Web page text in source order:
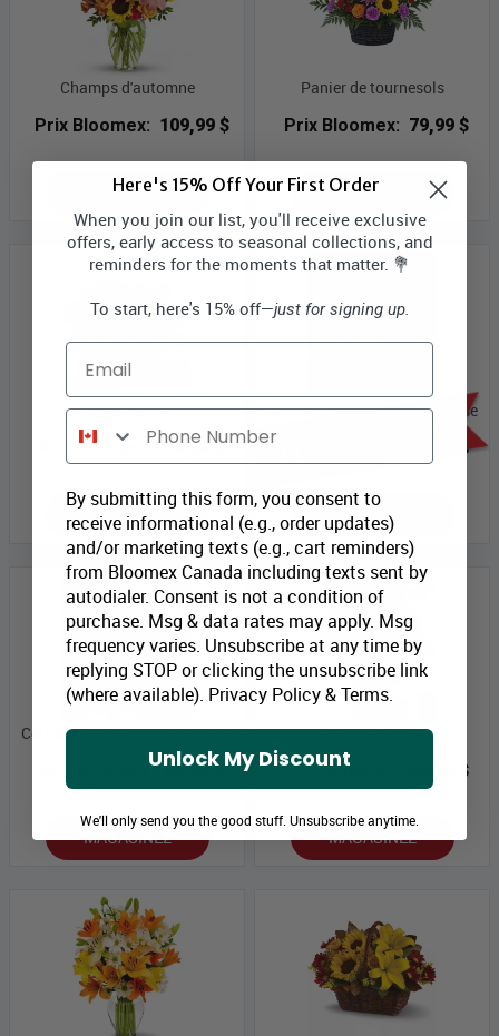
Champs d'automne
Prix Bloomex: 109,99 $
MAGASINEZ
Panier de tournesols
Prix Bloomex: 79,99 $
MAGASINEZ
Panier de Joie
Prix Bloomex:
79,99 $
MAGASINEZ
Eclat de jaune pièce maîtresse
69,29 $
HORS-SAISON
Couchers de Soleil Merveilleux
Prix Bloomex: 65,99 $
MAGASINEZ
Sentir Pêche
Prix Bloomex:
65,99 $
MAGASINEZ
Here's 15% Off Your First Order
When you join our list, you'll receive exclusive
offers, early access to seasonal collections, and
reminders for the moments that matter. 💐
To start, here's 15% off—just for signing up.
Email
Phone Number
By submitting this form, you consent to
receive informational (e.g., order updates)
and/or marketing texts (e.g., cart reminders)
from Bloomex Canada including texts sent by
autodialer. Consent is not a condition of
purchase. Msg & data rates may apply. Msg
frequency varies. Unsubscribe at any time by
replying STOP or clicking the unsubscribe link
(where available). Privacy Policy&Terms.
Unlock My Discount
We'll only send you the good stuff. Unsubscribe anytime.